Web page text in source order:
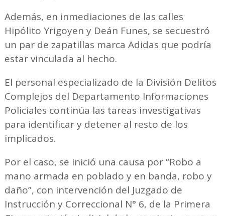
Además, en inmediaciones de las calles
Hipólito Yrigoyen y Deán Funes, se secuestró
un par de zapatillas marca Adidas que podría
estar vinculada al hecho.
El personal especializado de la División Delitos
Complejos del Departamento Informaciones
Policiales continúa las tareas investigativas
para identificar y detener al resto de los
implicados.
Por el caso, se inició una causa por “Robo a
mano armada en poblado y en banda, robo y
daño”, con intervención del Juzgado de
Instrucción y Correccional N° 6, de la Primera